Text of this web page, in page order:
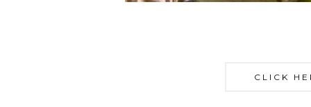
CLICK